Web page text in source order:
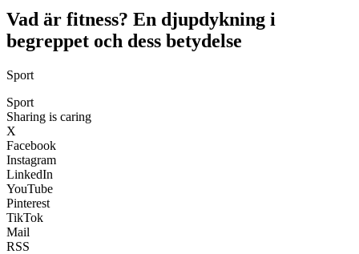
Vad är fitness? En djupdykning i
begreppet och dess betydelse
Sport
Sport
Sharing is caring
X
Facebook
Instagram
LinkedIn
YouTube
Pinterest
TikTok
Mail
RSS